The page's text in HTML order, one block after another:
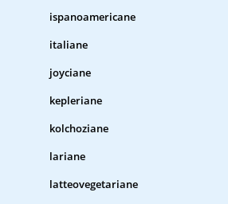
ispanoamericane
italiane
joyciane
kepleriane
kolchoziane
lariane
latteovegetariane